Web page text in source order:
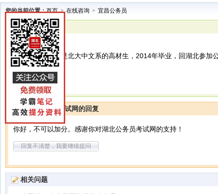
您的当前位置：首页 > 在线咨询 > 宜昌公务员
已解决
宜昌公务员
你好，老师！我是北大中文系的高材生，2014年毕业，回湖北参加
湖北公务员考试网的回复
你好，不可以加分。感谢你对湖北公务员考试网的支持！
回复不清楚，我要继续提问
相关问题